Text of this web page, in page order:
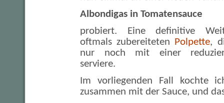
Albondigas in Tomatensauce
probiert. Eine definitive
oftmals zubereiteten
Polpette,
nur noch mit einer
serviere.
Im vorliegenden Fall kochte
zusammen mit der Sauce, und